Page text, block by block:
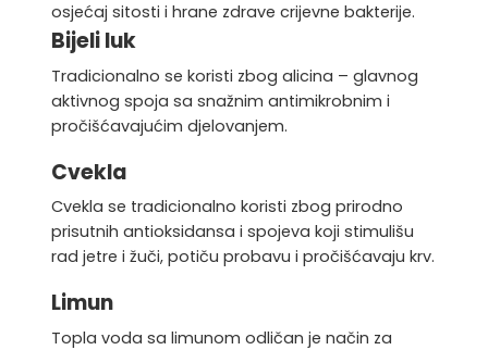
osjećaj sitosti i hrane zdrave crijevne bakterije.
Bijeli luk
Tradicionalno se koristi zbog alicina – glavnog
aktivnog spoja sa snažnim antimikrobnim i
pročišćavajućim djelovanjem.
Cvekla
Cvekla se tradicionalno koristi zbog prirodno
prisutnih antioksidansa i spojeva koji stimulišu
rad jetre i žuči, potiču probavu i pročišćavaju krv.
Limun
Topla voda sa limunomodličan je način za